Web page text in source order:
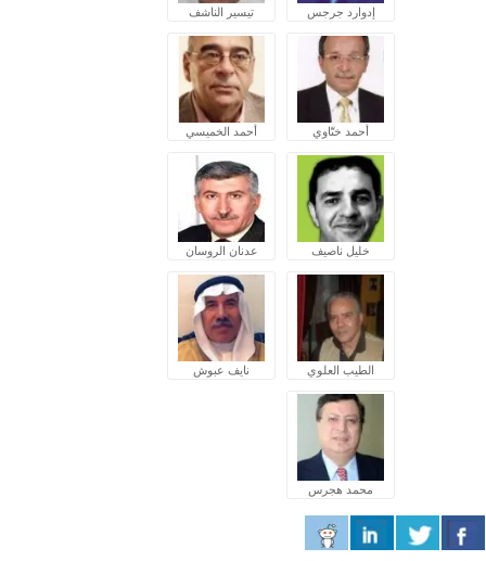
إدوارد جرجس تيسير الناشف
أحمد ختّاوي أحمد الخميسي
خليل ناصيف عدنان الروسان
الطيب العلوي نايف عبوش
محمد هجرس